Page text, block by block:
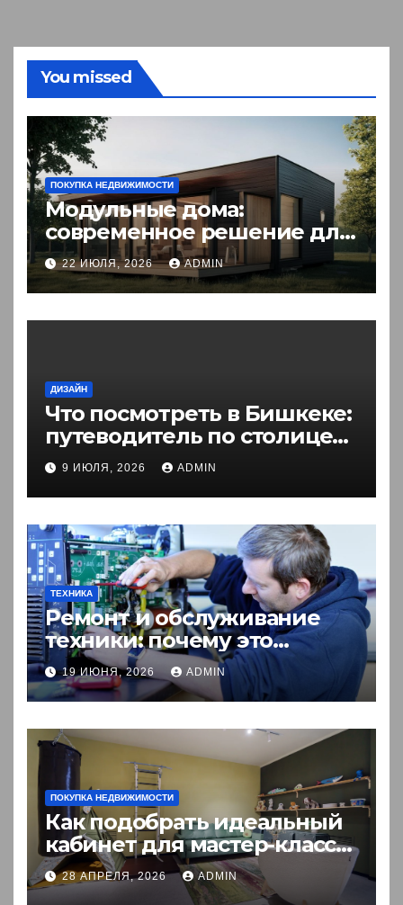
You missed
ПОКУПКА НЕДВИЖИМОСТИ
Модульные дома:
современное решение для
комфортного житья
22 ИЮЛЯ, 2026 ADMIN
ДИЗАЙН
Что посмотреть в Бишкеке:
путеводитель по столице
Кыргызстана
9 ИЮЛЯ, 2026 ADMIN
ТЕХНИКА
Ремонт и обслуживание
техники: почему это
выгоднее покупки новой?
19 ИЮНЯ, 2026 ADMIN
ПОКУПКА НЕДВИЖИМОСТИ
Как подобрать идеальный
кабинет для мастер-класса:
пошаговый гид
28 АПРЕЛЯ, 2026 ADMIN